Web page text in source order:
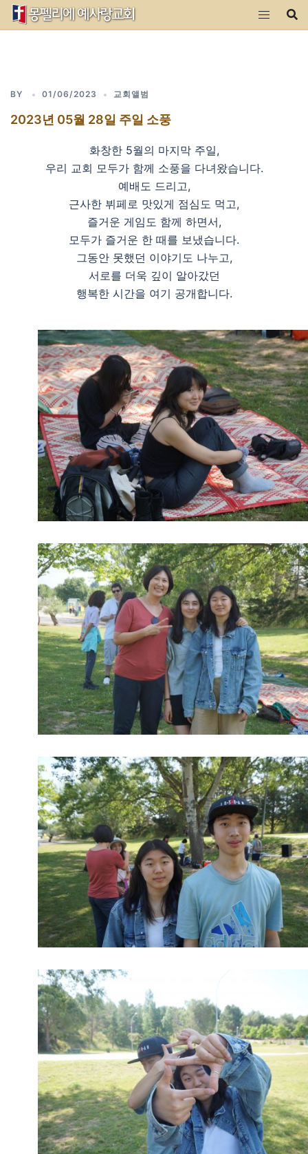
Skip
BY 01/06/2023 교회앨범
2023년 05월 28일 주일 소풍
화창한 5월의 마지막 주일,
우리 교회 모두가 함께 소풍을 다녀왔습니다.
예배도 드리고,
근사한 뷔페로 맛있게 점심도 먹고,
즐거운 게임도 함께 하면서,
모두가 즐거운 한 때를 보냈습니다.
그동안 못했던 이야기도 나누고,
서로를 더욱 깊이 알아갔던
행복한 시간을 여기 공개합니다.